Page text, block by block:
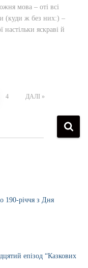
мова – оті всі
(куди ж без них:) –
настільки яскраві й
4 ДАЛІ
190-річчя з Дня
епізод “Казкових